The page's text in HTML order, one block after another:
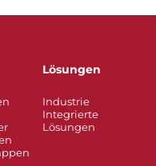
Lösungen
Industrie
Integrierte
Lösungen